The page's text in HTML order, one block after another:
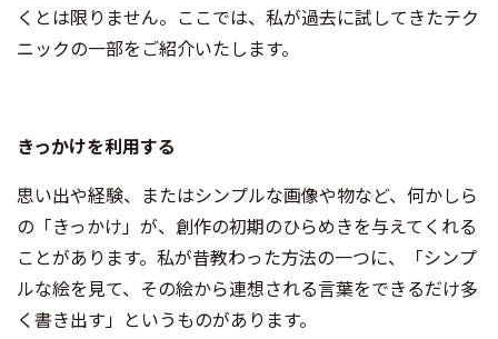
くとは限りません。ここでは、私が過去に試してきたテク
ニックの一部をご紹介いたします。
きっかけを利用する
思い出や経験、またはシンプルな画像や物など、何かしら
の「きっかけ」が、創作の初期のひらめきを与えてくれる
ことがあります。私が昔教わった方法の一つに、「シンプ
ルな絵を見て、その絵から連想される言葉をできるだけ多
く書き出す」というものがあります。